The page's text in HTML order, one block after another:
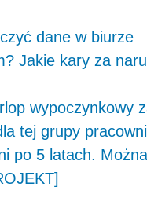
dane w biurze
Jakie kary za
wypoczynkowy
tej grupy
po 5 latach.